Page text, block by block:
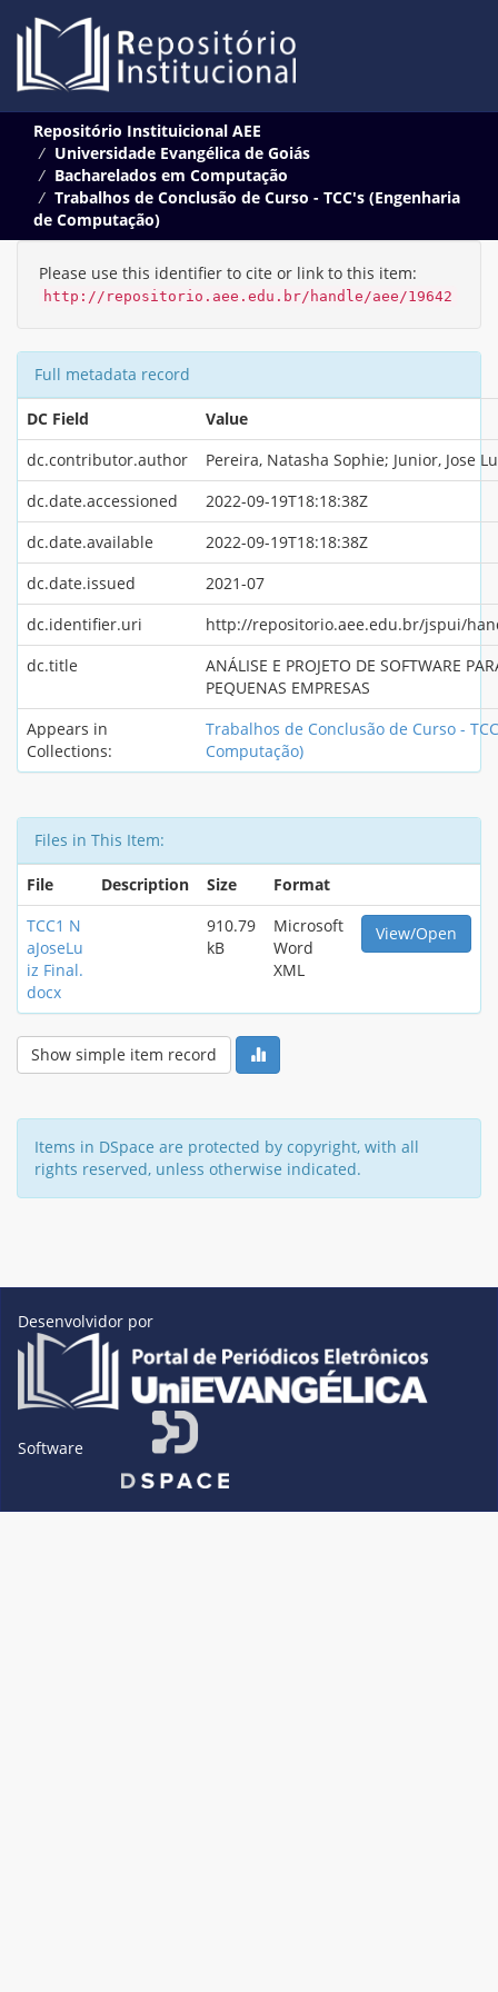
navigation
Repositório Instituicional AEE
Universidade Evangélica de Goiás
Bacharelados em Computação
Trabalhos de Conclusão de Curso - TCC's (Engenharia
de Computação)
Please use this identifier to cite or link to this item:
http://repositorio.aee.edu.br/handle/aee/19642
Full metadata record
DC Field
Value
dc.contributor.author
Pereira, Natasha Sophie; Junior, Jose
dc.date.accessioned
2022-09-19T18:18:38Z
dc.date.available
2022-09-19T18:18:38Z
dc.date.issued
2021-07
dc.identifier.uri
http://repositorio.aee.edu.br/jspui/
dc.title
ANÁLISE E PROJETO DE SOFTWARE
PEQUENAS EMPRESAS
Appears in
Collections:
Trabalhos de Conclusão de Curso -
Computação)
Files in This Item:
File Description Size
Format
TCC1 N
aJoseLu
iz Final.
docx
910.79
kB
Microsoft
Word
XML
View/Open
Show simple item record
Items in DSpace are protected by copyright, with all
rights reserved, unless otherwise indicated.
Desenvolvidor por
Software